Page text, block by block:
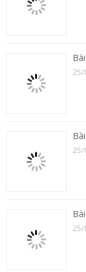
25/
25/
25/